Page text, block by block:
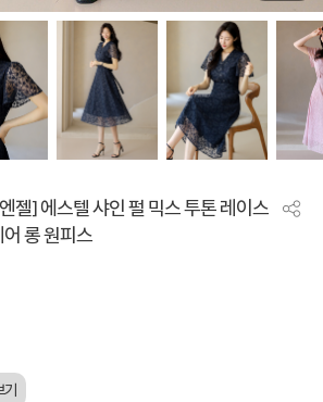
젤] 에스텔 샤인 펄 믹스 투톤 레이스
롱 원피스